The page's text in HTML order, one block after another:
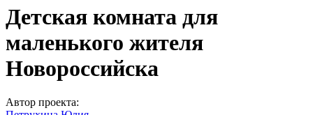
Детская комната для
маленького жителя
Новороссийска
Автор проекта: